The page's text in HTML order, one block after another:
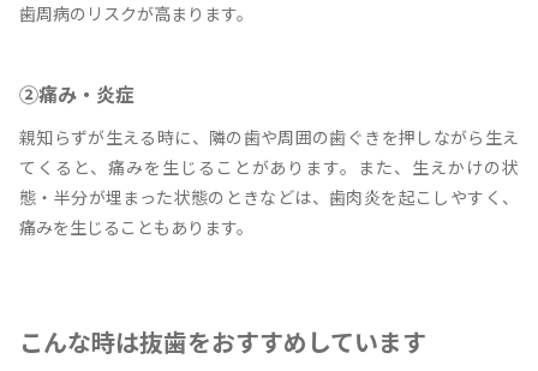
歯周病のリスクが高まります。
②痛み・炎症
親知らずが生える時に、隣の歯や周囲の歯ぐきを押しながら生え
てくると、痛みを生じることがあります。また、生えかけの状
態・半分が埋まった状態のときなどは、歯肉炎を起こしやすく、
痛みを生じることもあります。
こんな時は抜歯をおすすめしています